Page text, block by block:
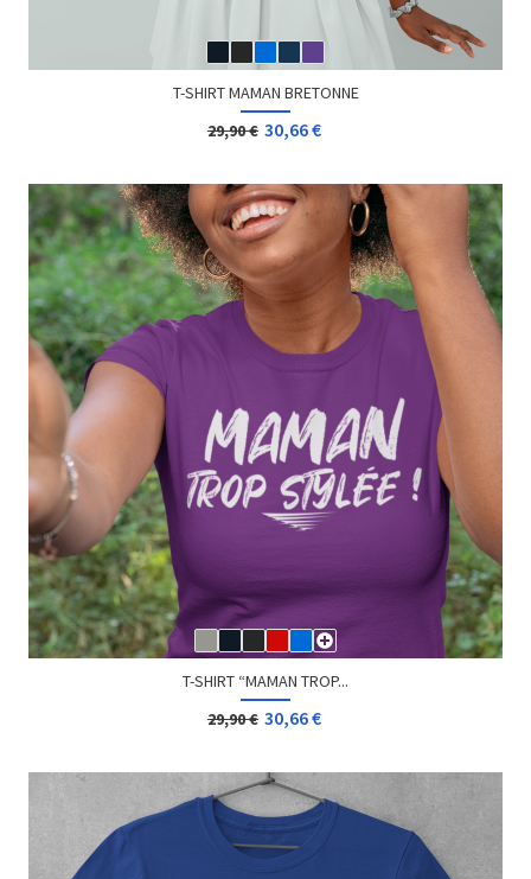
T-SHIRT MAMAN BRETONNE
29,90 € 30,66 €
T-SHIRT “MAMAN TROP...
29,90 € 30,66 €